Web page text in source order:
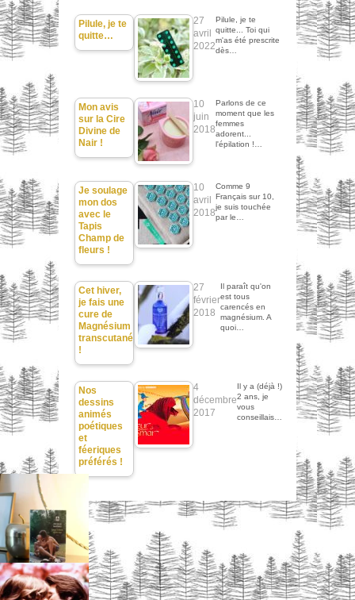
Pilule, je te
quitte…
27
avril
2022
Pilule, je te
quitte... Toi qui
m'as été prescrite
dès…
Mon avis
sur la Cire
Divine de
Nair !
10
juin
2018
Parlons de ce
moment que les
femmes
adorent...
l'épilation !…
Je soulage
mon dos
avec le
Tapis
Champ de
fleurs !
10
avril
2018
Comme 9
Français sur 10,
je suis touchée
par le…
Cet hiver,
je fais une
cure de
Magnésium
transcutané
!
27
février
2018
Il paraît qu'on
est tous
carencés en
magnésium. A
quoi…
Nos
dessins
animés
poétiques
et
féeriques
préférés !
4
décembre
2017
Il y a (déjà !)
2 ans, je
vous
conseillais…